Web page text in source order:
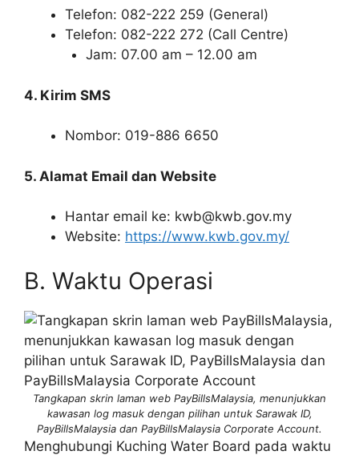
Telefon: 082-222 259 (General)
Telefon: 082-222 272 (Call Centre)
Jam: 07.00 am – 12.00 am
4. Kirim SMS
Nombor: 019-886 6650
5. Alamat Email dan Website
Hantar email ke: kwb@kwb.gov.my
Website: https://www.kwb.gov.my/
B. Waktu Operasi
Tangkapan skrin laman web PayBillsMalaysia, menunjukkan
kawasan log masuk dengan pilihan untuk Sarawak ID,
PayBillsMalaysia dan PayBillsMalaysia Corporate Account.
Menghubungi Kuching Water Board pada waktu